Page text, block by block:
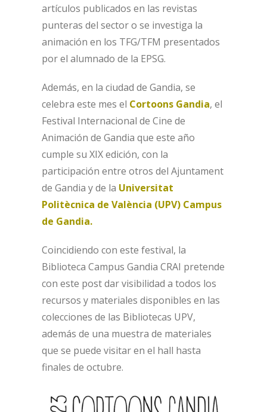
artículos publicados en las revistas
punteras del sector o se investiga la
animación en los TFG/TFM presentados
por el alumnado de la EPSG.
Además, en la ciudad de Gandia, se
celebra este mes el Cortoons Gandia, el
Festival Internacional de Cine de
Animación de Gandia que este año
cumple su XIX edición, con la
participación entre otros del Ajuntament
de Gandia y de la Universitat
Politècnica de València (UPV) Campus
de Gandia.
Coincidiendo con este festival, la
Biblioteca Campus Gandia CRAI pretende
con este post dar visibilidad a todos los
recursos y materiales disponibles en las
colecciones de las Bibliotecas UPV,
además de una muestra de materiales
que se puede visitar en el hall hasta
finales de octubre.